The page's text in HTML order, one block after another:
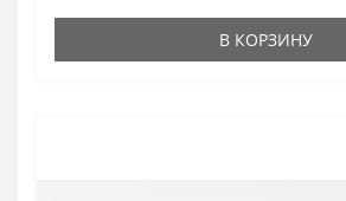
В КОРЗИНУ